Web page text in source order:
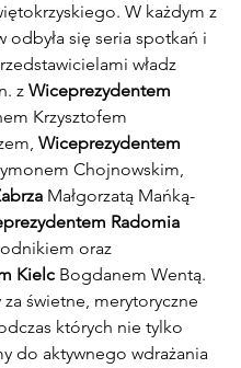
W każdym z
odbyła się seria spotkań i
władz
z Wiceprezydentem
Krzysztofem
Wiceprezydentem
Chojnowskim,
Małgorzatą Mańką-
Radomia
oraz
Kielc Bogdanem Wentą.
świetne, merytoryczne
których nie tylko
do aktywnego wdrażania